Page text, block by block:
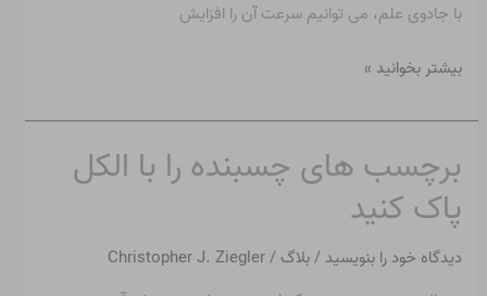
با جادوی علم، می توانیم سرعت آن را افزایش
بیشتر بخوانید »
برچسب های چسبنده را با الکل
پاک کنید
دیدگاه‌ خود را بنویسید /بلاگ /
Christopher J. Ziegler
برچسب
های
چسبنده